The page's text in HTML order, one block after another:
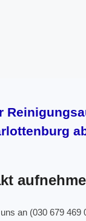
an (030 679 469